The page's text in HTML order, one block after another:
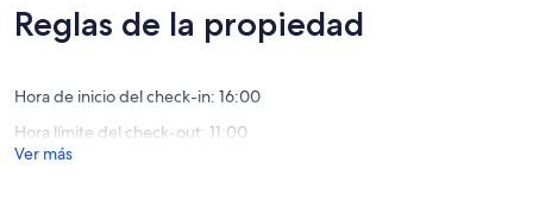
(1
opinión)
Reglas de la propiedad
Hora de inicio del check-in: 16:00
Hora límite del check-out: 11:00
Ver más